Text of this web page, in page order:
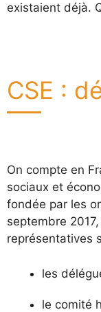
existaient déjà.
CSE :
On compte en
sociaux et
fondée par les
septembre
représentatives
les
le comité